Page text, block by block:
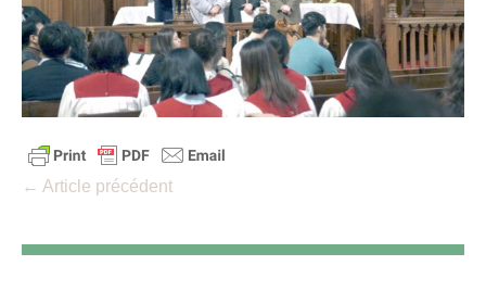
Navigation
← Article précédent